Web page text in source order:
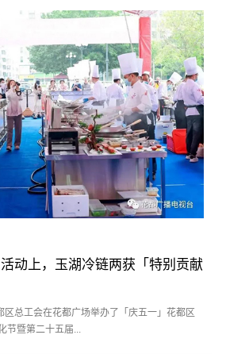
动上，玉湖冷链两获「特别贡献
总工会在花都广场举办了「庆五一」花都区
节暨第二十五届...